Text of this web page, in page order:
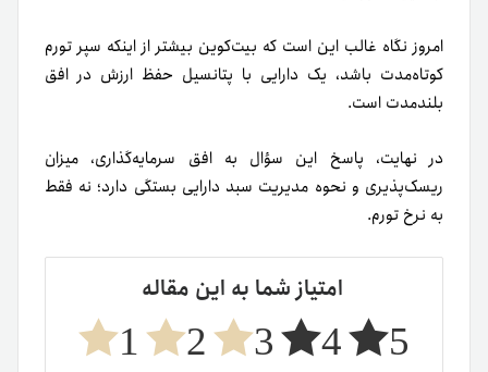
امروز نگاه غالب این است که بیت‌کوین بیشتر از اینکه سپر تورم
کوتاه‌مدت باشد، یک دارایی با پتانسیل حفظ ارزش در افق
بلندمدت است.
در نهایت، پاسخ این سؤال به افق سرمایه‌گذاری، میزان
ریسک‌پذیری و نحوه مدیریت سبد دارایی بستگی دارد؛ نه فقط
به نرخ تورم.
امتیاز شما به این مقاله
5
4
3
2
1